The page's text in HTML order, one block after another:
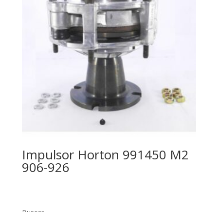
Impulsor Horton 991450 M2
906-926